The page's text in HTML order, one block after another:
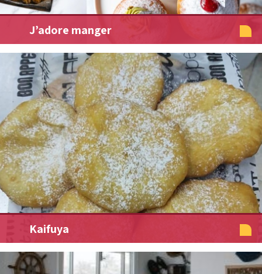
J’adore manger
Kaifuya